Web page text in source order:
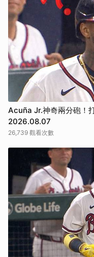
Acuña Jr.神奇兩分砲！
2026.08.07
26,739 觀看次數
取消